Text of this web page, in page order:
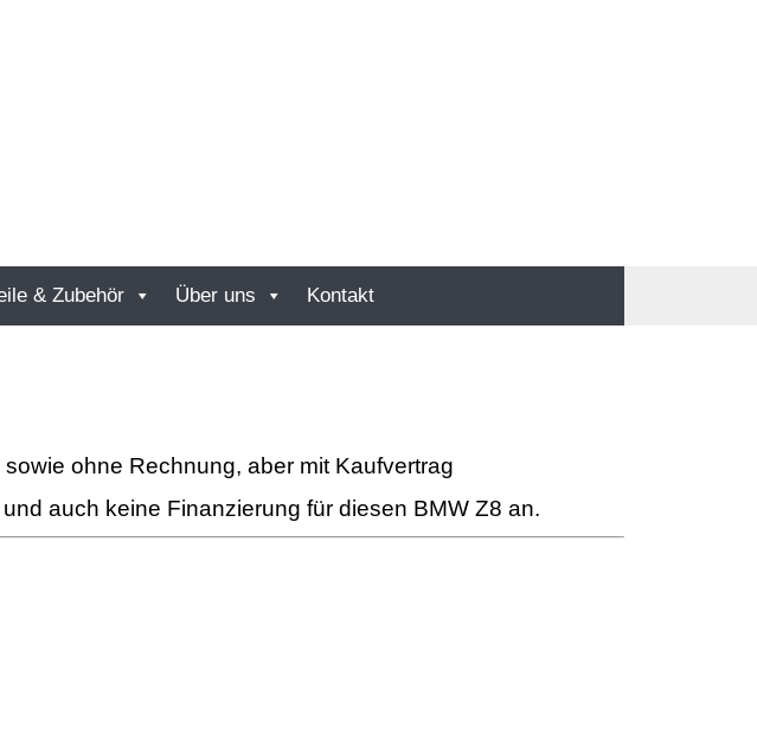
& Zubehör Über uns Kontakt
ohne Rechnung, aber mit Kaufvertrag
auch keine Finanzierung für diesen BMW Z8 an.